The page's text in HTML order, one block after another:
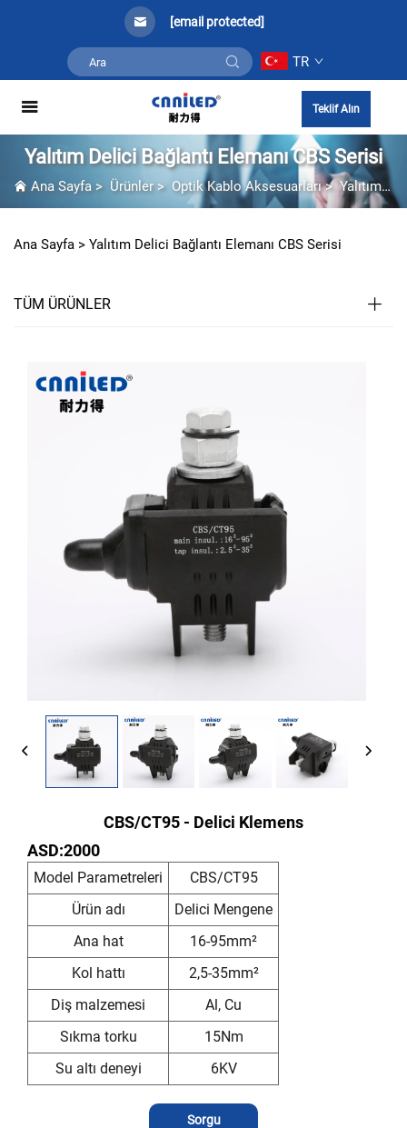
[email protected]
TR
Teklif Alın
Yalıtım Delici Bağlantı Elemanı CBS Serisi
Ana Sayfa> Ürünler> Optik Kablo Aksesuarları> Yalıtım Delici Bağlantı Elemanı CBS Serisi
Ana Sayfa > Yalıtım Delici Bağlantı Elemanı CBS Serisi
TÜM ÜRÜNLER
CBS/CT95 - Delici Klemens
ASD:2000
Model Parametreleri
CBS/CT95
Ürün adı
Delici Mengene
Ana hat
16-95mm²
Kol hattı
2,5-35mm²
Diş malzemesi
Al, Cu
Sıkma torku
15Nm
Su altı deneyi
6KV
Sorgu